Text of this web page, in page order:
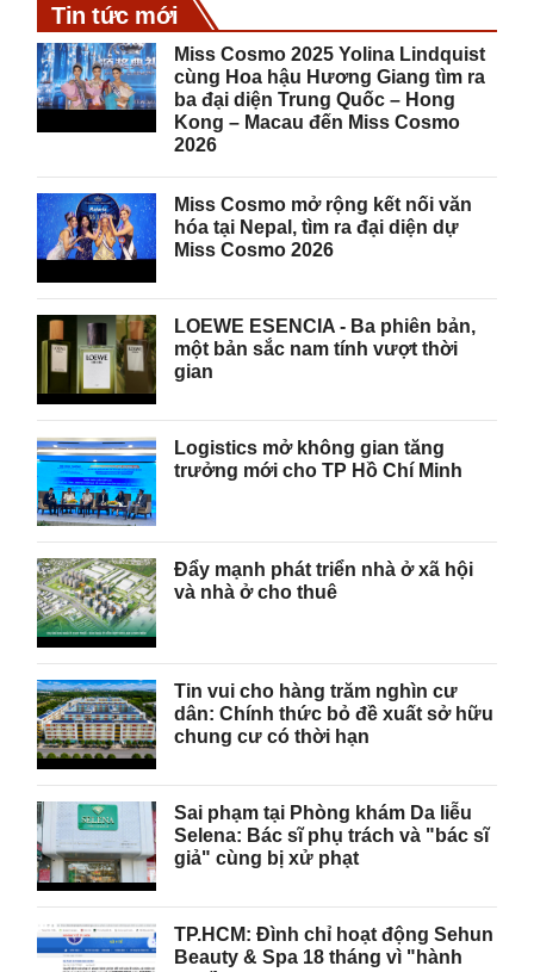
Tin tức mới
Miss Cosmo 2025 Yolina Lindquist
cùng Hoa hậu Hương Giang tìm ra
ba đại diện Trung Quốc – Hong
Kong – Macau đến Miss Cosmo
2026
Miss Cosmo mở rộng kết nối văn
hóa tại Nepal, tìm ra đại diện dự
Miss Cosmo 2026
LOEWE ESENCIA - Ba phiên bản,
một bản sắc nam tính vượt thời
gian
Logistics mở không gian tăng
trưởng mới cho TP Hồ Chí Minh
Đẩy mạnh phát triển nhà ở xã hội
và nhà ở cho thuê
Tin vui cho hàng trăm nghìn cư
dân: Chính thức bỏ đề xuất sở hữu
chung cư có thời hạn
Sai phạm tại Phòng khám Da liễu
Selena: Bác sĩ phụ trách và "bác sĩ
giả" cùng bị xử phạt
TP.HCM: Đình chỉ hoạt động Sehun
Beauty & Spa 18 tháng vì "hành